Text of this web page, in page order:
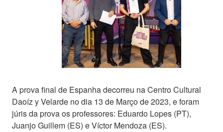
A prova final de Espanha decorreu na Centro Cultural
Daoíz y Velarde no dia 13 de Março de 2023, e foram
júris da prova os professores: Eduardo Lopes (PT),
Juanjo Guillem (ES) e Víctor Mendoza (ES).